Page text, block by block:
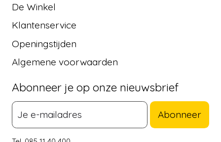
De Winkel
Klantenservice
Openingstijden
Algemene voorwaarden
Abonneer je op onze nieuwsbrief
Abonneer